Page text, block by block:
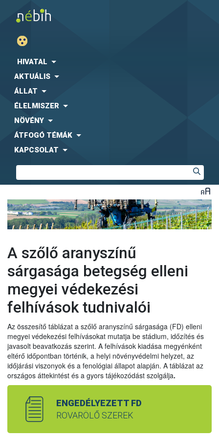
HIVATAL
AKTUÁLIS
ÁLLAT
ÉLELMISZER
NÖVÉNY
ÁTFOGÓ TÉMÁK
KAPCSOLAT
A szőlő aranyszínű
sárgasága betegség elleni
megyei védekezési
felhívások tudnivalói
Az összesítő táblázat a szőlő aranyszínű sárgasága (FD) elleni
megyei védekezési felhívásokat mutatja be stádium, időzítés és
javasolt beavatkozás szerint. A felhívások kiadása megyénként
eltérő időpontban történik, a helyi növényvédelmi helyzet, az
időjárási viszonyok és a fenológiai állapot alapján. A táblázat az
országos áttekintést és a gyors tájékozódást szolgálja.
ENGEDÉLYEZETT FD
ROVARÖLŐ SZEREK